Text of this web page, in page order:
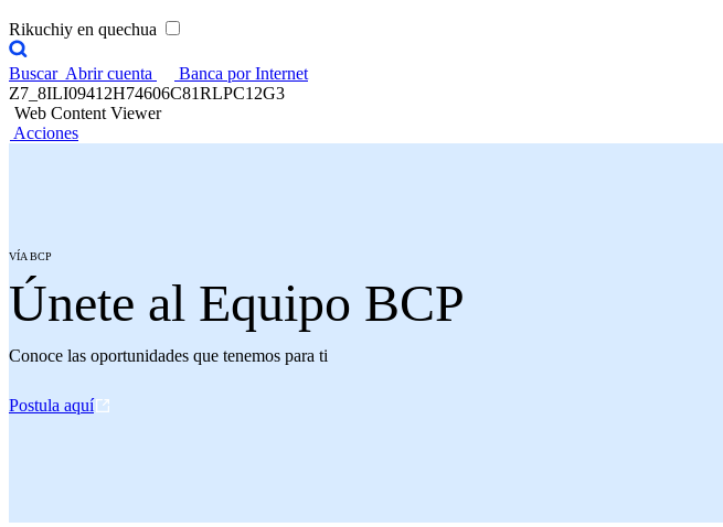
Rikuchiy en quechua
Buscar Abrir cuenta
Banca por Internet
Z7_8ILI09412H74606C81RLPC12G3
Web Content Viewer
Acciones
VÍA BCP
Únete al Equipo BCP
Conoce las oportunidades que tenemos para ti
Postula aquí